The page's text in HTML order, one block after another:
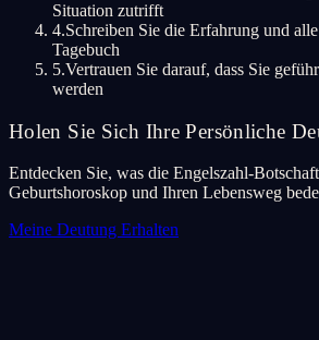
Situation zutrifft
4.Schreiben Sie die Erfahrung und
Tagebuch
5.Vertrauen Sie darauf, dass Sie
werden
Holen Sie Sich Ihre Persönliche
Entdecken Sie, was die Engelszahl-
Geburtshoroskop und Ihren Lebensweg
Meine Deutung Erhalten